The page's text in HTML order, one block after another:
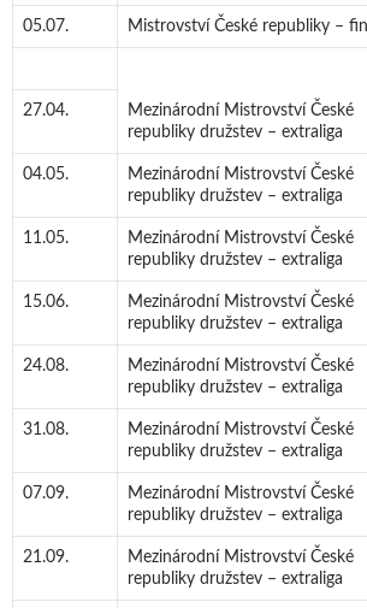
05.07. Mistrovství České republiky –
27.04.
Mezinárodní Mistrovství České
republiky družstev – extraliga
04.05.
Mezinárodní Mistrovství České
republiky družstev – extraliga
11.05.
Mezinárodní Mistrovství České
republiky družstev – extraliga
15.06.
Mezinárodní Mistrovství České
republiky družstev – extraliga
24.08.
Mezinárodní Mistrovství České
republiky družstev – extraliga
31.08.
Mezinárodní Mistrovství České
republiky družstev – extraliga
07.09.
Mezinárodní Mistrovství České
republiky družstev – extraliga
21.09.
Mezinárodní Mistrovství České
republiky družstev – extraliga